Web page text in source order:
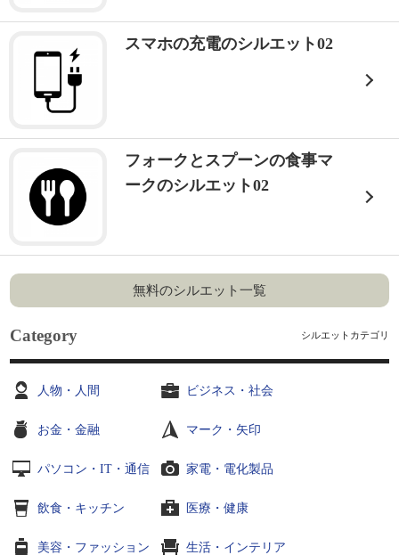
スマホの充電のシルエット02
フォークとスプーンの食事マ
ークのシルエット02
無料のシルエット一覧
Category シルエットカテゴリ
人物・人間 ビジネス・社会
お金・金融 マーク・矢印
パソコン・IT・通信 家電・電化製品
飲食・キッチン 医療・健康
美容・ファッション 生活・インテリア